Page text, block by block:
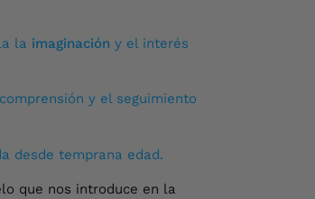
la imaginación y el interés
y el seguimiento
desde temprana edad.
que nos introduce en la